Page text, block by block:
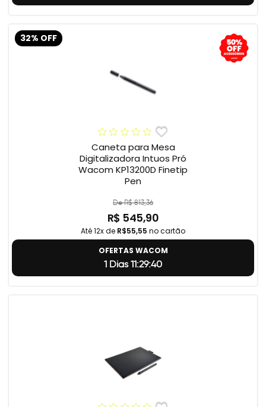
32% OFF
Caneta para Mesa
Digitalizadora Intuos Pró
Wacom KP13200D Finetip
Pen
De R$ 813,36
R$ 545,90
Até 12x de R$55,55 no cartão
OFERTAS WACOM
1 Dias 11:29:39